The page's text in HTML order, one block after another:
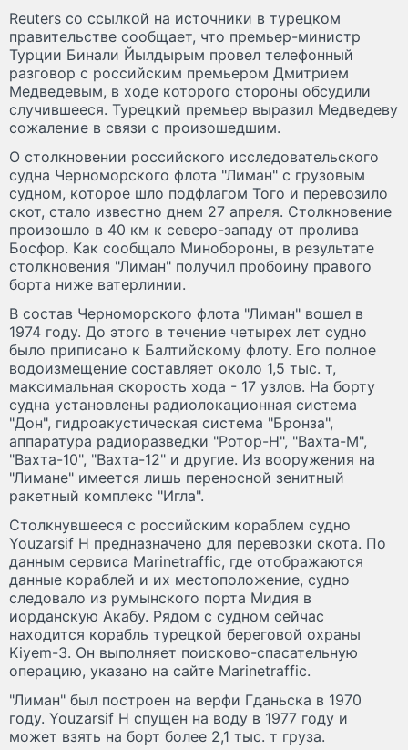
Reuters со ссылкой на источники в турецком
правительстве сообщает, что премьер-министр
Турции Бинали Йылдырым провел телефонный
разговор с российским премьером Дмитрием
Медведевым, в ходе которого стороны обсудили
случившееся. Турецкий премьер выразил Медведеву
сожаление в связи с произошедшим.
О столкновении российского исследовательского
судна Черноморского флота "Лиман" с грузовым
судном, которое шло подфлагом Того и перевозило
скот, стало известно днем 27 апреля. Столкновение
произошло в 40 км к северо-западу от пролива
Босфор. Как сообщало Минобороны, в результате
столкновения "Лиман" получил пробоину правого
борта ниже ватерлинии.
В состав Черноморского флота "Лиман" вошел в
1974 году. До этого в течение четырех лет судно
было приписано к Балтийскому флоту. Его полное
водоизмещение составляет около 1,5 тыс. т,
максимальная скорость хода - 17 узлов. На борту
судна установлены радиолокационная система
"Дон", гидроакустическая система "Бронза",
аппаратура радиоразведки "Ротор-Н", "Вахта-М",
"Вахта-10", "Вахта-12" и другие. Из вооружения на
"Лимане" имеется лишь переносной зенитный
ракетный комплекс "Игла".
Столкнувшееся с российским кораблем судно
Youzarsif H предназначено для перевозки скота. По
данным сервиса Marinetraffic, где отображаются
данные кораблей и их местоположение, судно
следовало из румынского порта Мидия в
иорданскую Акабу. Рядом с судном сейчас
находится корабль турецкой береговой охраны
Kiyem-3. Он выполняет поисково-спасательную
операцию, указано на сайте Marinetraffic.
"Лиман" был построен на верфи Гданьска в 1970
году. Youzarsif H спущен на воду в 1977 году и
может взять на борт более 2,1 тыс. т груза.